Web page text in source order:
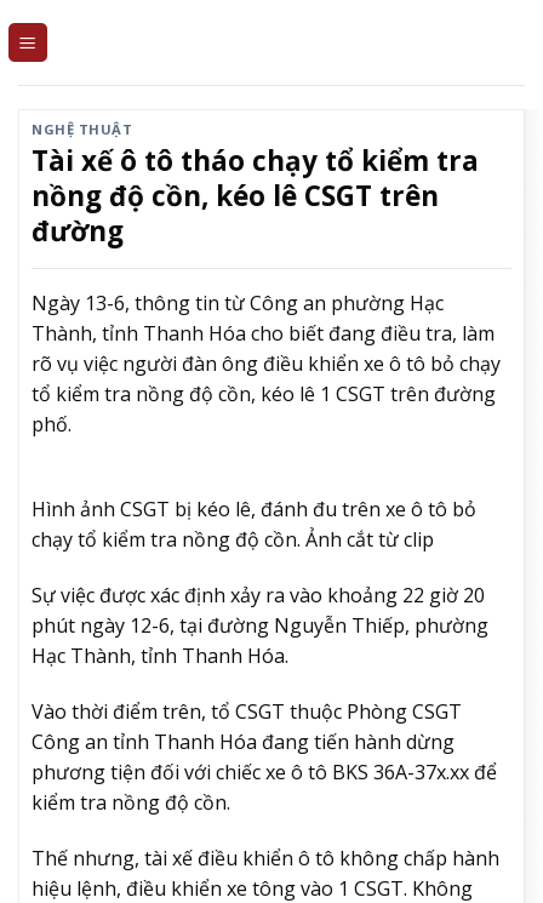
NGHỆ THUẬT
Tài xế ô tô tháo chạy tổ kiểm tra
nồng độ cồn, kéo lê CSGT trên
đường
Ngày 13-6, thông tin từ Công an phường Hạc
Thành, tỉnh Thanh Hóa cho biết đang điều tra, làm
rõ vụ việc người đàn ông điều khiển xe ô tô bỏ chạy
tổ kiểm tra nồng độ cồn, kéo lê 1 CSGT trên đường
phố.
Hình ảnh CSGT bị kéo lê, đánh đu trên xe ô tô bỏ
chạy tổ kiểm tra nồng độ cồn. Ảnh cắt từ clip
Sự việc được xác định xảy ra vào khoảng 22 giờ 20
phút ngày 12-6, tại đường Nguyễn Thiếp, phường
Hạc Thành, tỉnh Thanh Hóa.
Vào thời điểm trên, tổ CSGT thuộc Phòng CSGT
Công an tỉnh Thanh Hóa đang tiến hành dừng
phương tiện đối với chiếc xe ô tô BKS 36A-37x.xx để
kiểm tra nồng độ cồn.
Thế nhưng, tài xế điều khiển ô tô không chấp hành
hiệu lệnh, điều khiển xe tông vào 1 CSGT. Không